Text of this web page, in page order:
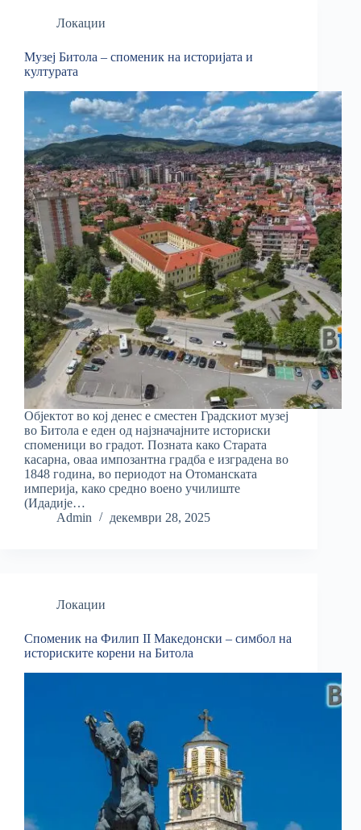
Локации
Музеј Битола – споменик на историјата и
културата
Објектот во кој денес е сместен Градскиот музеј
во Битола е еден од најзначајните историски
споменици во градот. Позната како Старата
касарна, оваа импозантна градба е изградена во
1848 година, во периодот на Отоманската
империја, како средно воено училиште
(Идадије…
Admin
декември 28, 2025
Локации
Споменик на Филип II Македонски – симбол на
историските корени на Битола